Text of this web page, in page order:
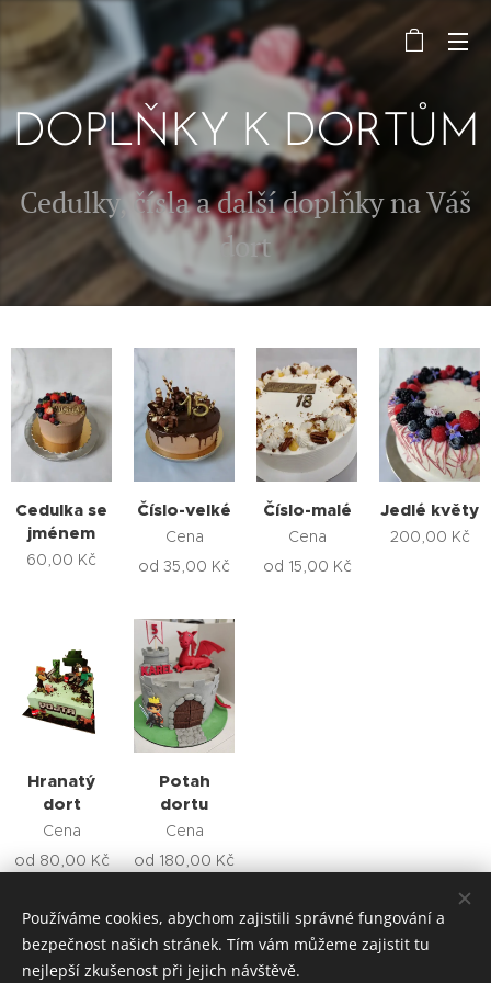
DOPLŇKY K DORTŮM
Cedulky, čísla a další doplňky na Váš
dort
Cedulka se
jménem
60,00 Kč
Číslo-velké
Cena
od 35,00 Kč
Číslo-malé
Cena
od 15,00 Kč
Jedlé květy
200,00 Kč
Hranatý
dort
Cena
od 80,00 Kč
Potah
dortu
Cena
od 180,00 Kč
KACHNA DORTUJE-ZAKÁZKOVÁ VÝROBA DORTŮ V BRNĚ A
Používáme cookies, abychom zajistili správné fungování a
bezpečnost našich stránek. Tím vám můžeme zajistit tu
nejlepší zkušenost při jejich návštěvě.